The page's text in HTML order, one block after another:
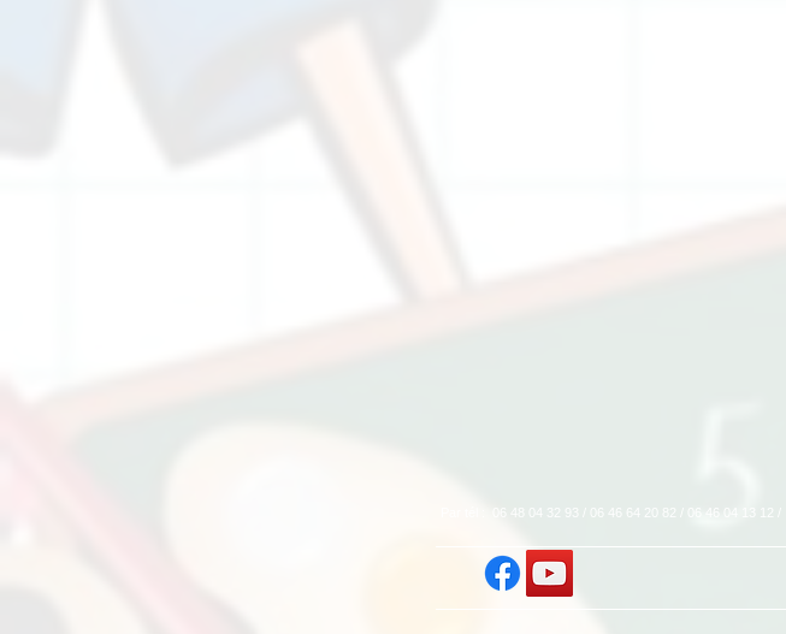
Par tél : 06 48 04 32 93 / 06 46 64 20 82 / 06 46 04 13 12 /